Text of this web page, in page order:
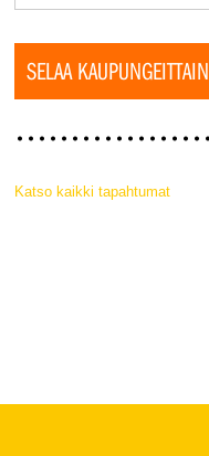
SELAA KAUPUNGEITTAIN
Katso kaikki tapahtumat